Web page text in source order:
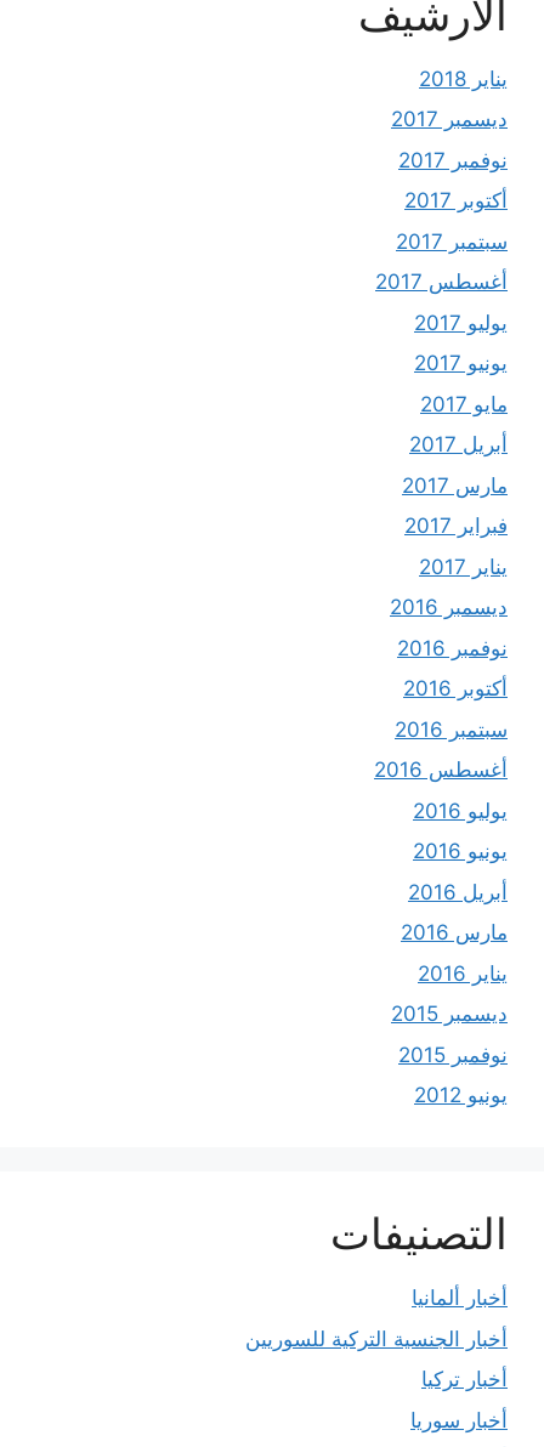
الأرشيف
يناير 2018
ديسمبر 2017
نوفمبر 2017
أكتوبر 2017
سبتمبر 2017
أغسطس 2017
يوليو 2017
يونيو 2017
مايو 2017
أبريل 2017
مارس 2017
فبراير 2017
يناير 2017
ديسمبر 2016
نوفمبر 2016
أكتوبر 2016
سبتمبر 2016
أغسطس 2016
يوليو 2016
يونيو 2016
أبريل 2016
مارس 2016
يناير 2016
ديسمبر 2015
نوفمبر 2015
يونيو 2012
التصنيفات
أخبار ألمانيا
أخبار الجنسية التركية للسوريين
أخبار تركيا
أخبار سوريا